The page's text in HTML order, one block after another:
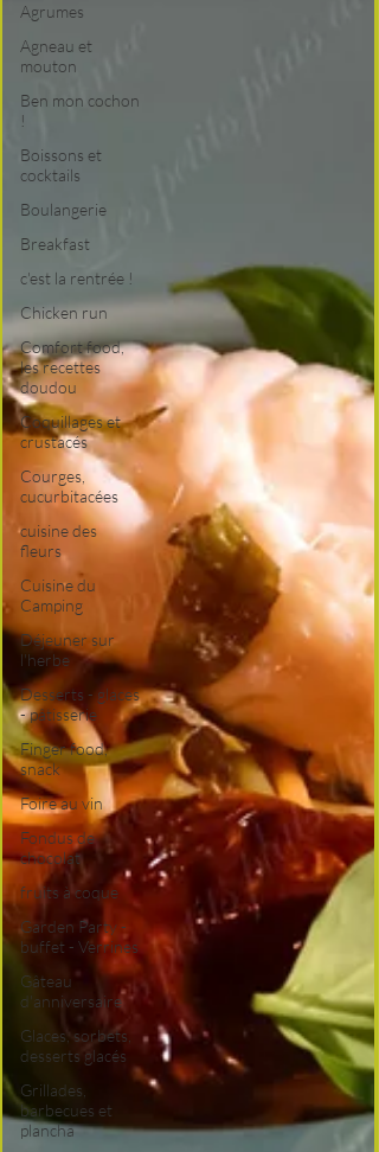
Agrumes
Agneau et
mouton
Ben mon cochon
!
Boissons et
cocktails
Boulangerie
Breakfast
c'est la rentrée !
Chicken run
Comfort food,
les recettes
doudou
Coquillages et
crustacés
Courges,
cucurbitacées
cuisine des
fleurs
Cuisine du
Camping
Déjeuner sur
l'herbe
Desserts - glaces
- pâtisserie
Finger food,
snack
Foire au vin
Fondus de
chocolat
fruits à coque
Garden Party -
buffet - Verrines
Gâteau
d'anniversaire
Glaces, sorbets,
desserts glacés
Grillades,
barbecues et
plancha